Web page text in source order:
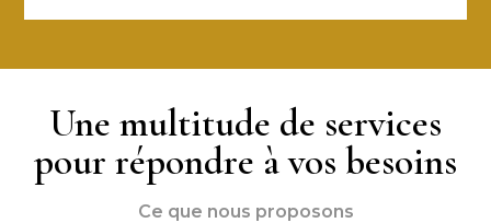
Une multitude de services
pour répondre à vos besoins
Ce que nous proposons